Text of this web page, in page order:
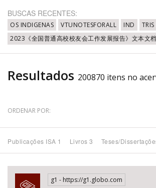
Até
Tema
Subtema
BUSCAS RECENTES:
OS INDIGENAS VTUNOTESFORALL IND
2023《全国普通高校校友会工作发展报告》文本文档
Resultados 200870 itens no
ORDENAR POR:
Publicações ISA 1 Livros 3 Teses/
g1 - https://g1.globo.com